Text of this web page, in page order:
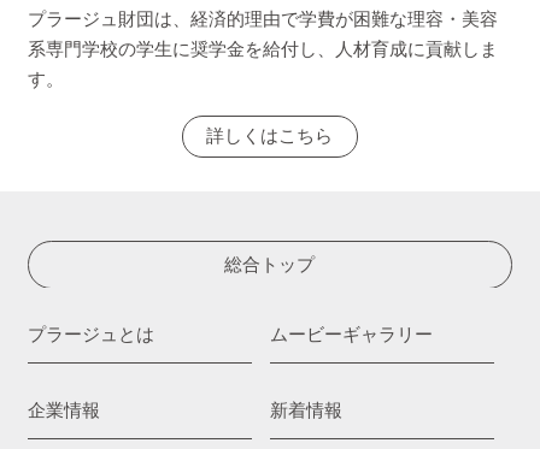
プラージュ財団は、経済的理由で学費が困難な理容・美容
系専門学校の学生に奨学金を給付し、人材育成に貢献しま
す。
詳しくはこちら
総合トップ
プラージュとは
企業情報
ムービーギャラリー
新着情報